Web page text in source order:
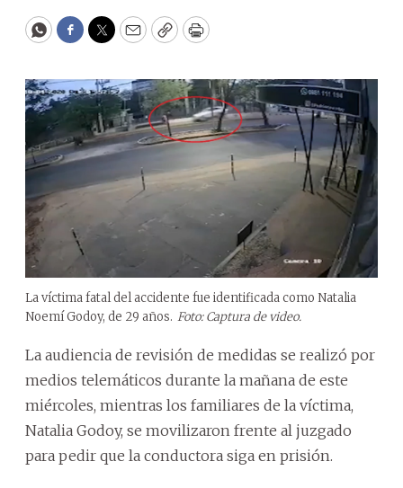
WhatsApp
Facebook
Twitter
EmailCopyPrint
La víctima fatal del accidente fue identificada como Natalia
Noemí Godoy, de 29 años. Foto: Captura de video.
La audiencia de revisión de medidas se realizó por
medios telemáticos durante la mañana de este
miércoles, mientras los familiares de la víctima,
Natalia Godoy, se movilizaron frente al juzgado
para pedir que la conductora siga en prisión.